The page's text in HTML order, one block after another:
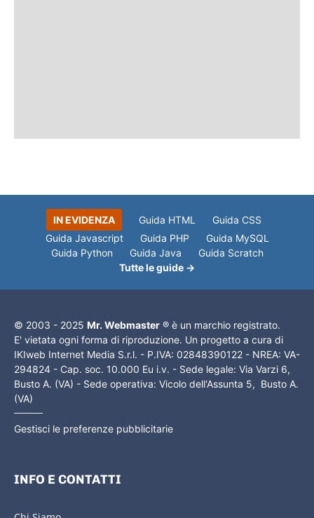
IN EVIDENZA Guida HTML
Guida CSS
Guida Javascript
Guida PHP
Guida MySQL
Guida Python
Guida Java
Guida Scratch
Tutte le guide →
© 2003 - 2025 Mr. Webmaster ® è un marchio registrato.
E' vietata ogni forma di riproduzione. Un progetto a cura di
IKIweb Internet Media S.r.l. - P.IVA: 02848390122 - NREA: VA-
294824 - Cap. soc. 10.000 Eu i.v. - Sede legale: Via Varzi 6,
Busto A. (VA) - Sede operativa: Vicolo dell'Assunta 5, Busto A.
(VA)
Gestisci le preferenze pubblicitarie
INFO E CONTATTI